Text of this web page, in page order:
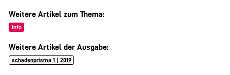
Weitere Artikel zum Thema:
Info
Weitere Artikel der Ausgabe:
schadenprisma 1 | 2019